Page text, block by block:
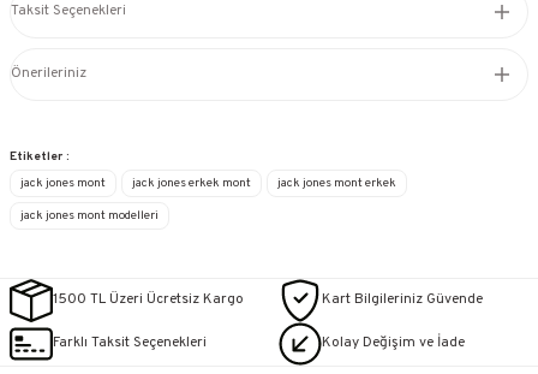
Taksit Seçenekleri
Önerileriniz
Etiketler :
jack jones mont
jack jones erkek mont jack jones mont erkek
jack jones mont modelleri
1500 TL Üzeri Ücretsiz Kargo Kart Bilgileriniz Güvende
Farklı Taksit Seçenekleri Kolay Değişim ve İade